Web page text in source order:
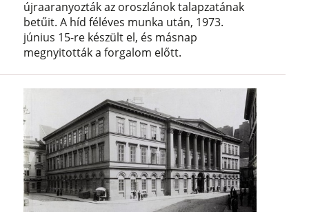
újraaranyozták az oroszlánok talapzatának
betűit. A híd féléves munka után, 1973.
június 15-re készült el, és másnap
megnyitották a forgalom előtt.